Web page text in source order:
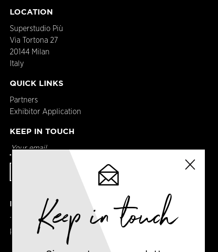
LOCATION
Superstudio Più
Via Tortona 27
20144 Milan
Italy
QUICK LINKS
Partners
Exhibitor Application
KEEP IN TOUCH
DETAILS
Terms & Conditions
Privacy PolicyKeep in touch